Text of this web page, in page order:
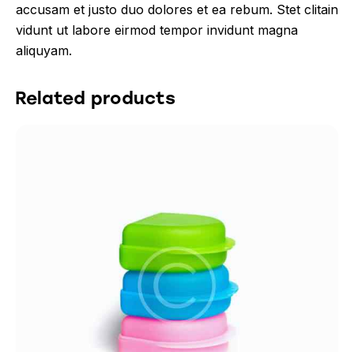
accusam et justo duo dolores et ea rebum. Stet clitain
vidunt ut labore eirmod tempor invidunt magna
aliquyam.
Related products